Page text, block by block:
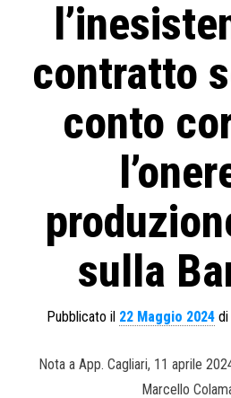
contratto
conto
sulla
Pubblicato il 22 Maggio 2024di
Nota a App. Cagliari, 11 aprile
Marcello